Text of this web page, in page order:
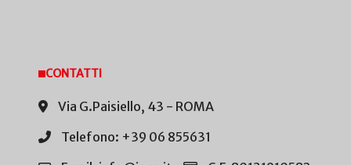
CONTATTI
Via G.Paisiello, 43 - ROMA
Telefono: +39 06 855631